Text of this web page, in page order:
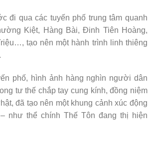
đi qua các tuyến phố trung tâm quanh
Kiệt, Hàng Bài, Đinh Tiên Hoàng,
tạo nên một hành trình linh thiêng
phố, hình ảnh hàng nghìn người dân
tư thế chắp tay cung kính, đồng niệm
đã tạo nên một khung cảnh xúc động
như thể chính Thế Tôn đang thị hiện